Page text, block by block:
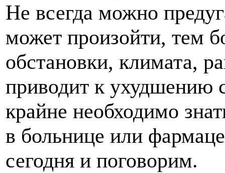
Не всегда можно
может произойти, тем
обстановки, климата,
приводит к ухудшению
крайне необходимо
в больнице или
сегодня и поговорим.